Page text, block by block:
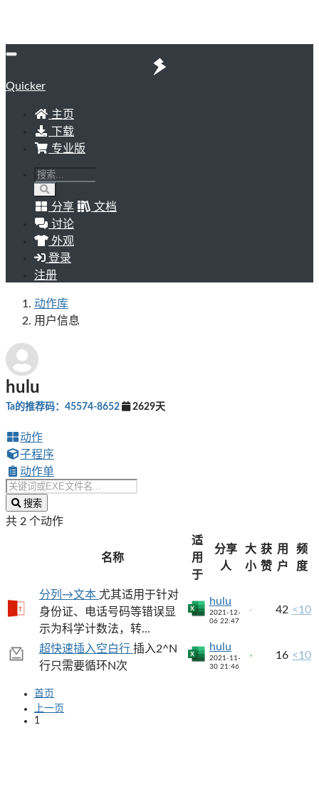
Quicker
主页
下载
专业版
分享
文档
讨论
外观
登录
注册
动作库
用户信息
hulu
Ta的推荐码：45574-8652 2629天
动作
子程序
动作单
搜索
共 2 个动作
名称
适
用
于
分享
人
大
小
获
赞
用
户
频
度
分列→文本 尤其适用于针对
身份证、电话号码等错误显
示为科学计数法，转...
hulu
2021-12-
06 22:47
42 <10
超快速插入空白行 插入2^N
行只需要循环N次
hulu
2021-11-
30 21:46
16 <10
首页
上一页
1